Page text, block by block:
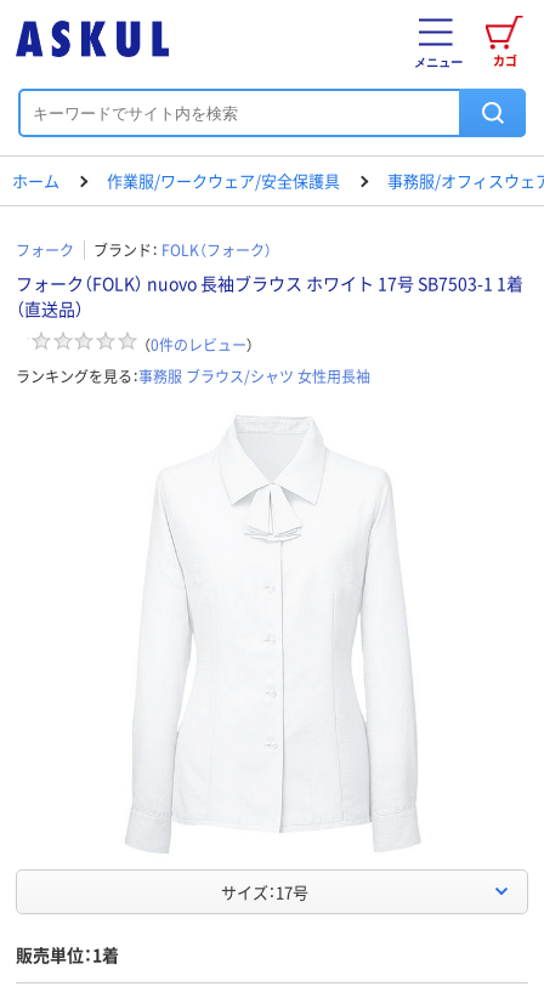
カゴ
メニュー
ホーム 作業服/ワークウェア/安全保護具 事務服/オフィスウェ
フォーク ブランド： FOLK（フォーク）
フォーク（FOLK） nuovo 長袖ブラウス ホワイト 17号 SB7503-1 1着
（直送品）
（0件のレビュー）
ランキングを見る：事務服 ブラウス/シャツ 女性用長袖
サイズ：17号
販売単位：1着